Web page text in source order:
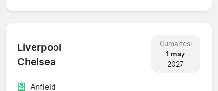
Liverpool
Chelsea
Cumartesi
1 may
2027
Anfield